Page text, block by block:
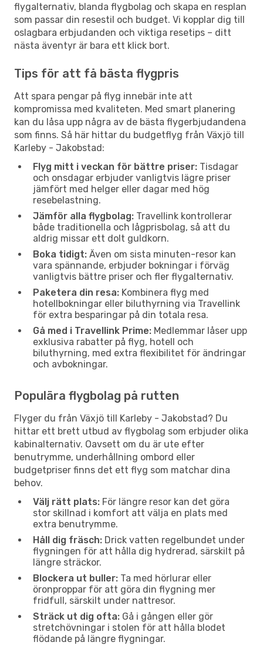
flygalternativ, blanda flygbolag och skapa en resplan
som passar din resestil och budget. Vi kopplar dig till
oslagbara erbjudanden och viktiga resetips – ditt
nästa äventyr är bara ett klick bort.
Tips för att få bästa flygpris
Att spara pengar på flyg innebär inte att
kompromissa med kvaliteten. Med smart planering
kan du låsa upp några av de bästa flygerbjudandena
som finns. Så här hittar du budgetflyg från Växjö till
Karleby - Jakobstad:
Flyg mitt i veckan för bättre priser: Tisdagar
och onsdagar erbjuder vanligtvis lägre priser
jämfört med helger eller dagar med hög
resebelastning.
Jämför alla flygbolag: Travellink kontrollerar
både traditionella och lågprisbolag, så att du
aldrig missar ett dolt guldkorn.
Boka tidigt: Även om sista minuten-resor kan
vara spännande, erbjuder bokningar i förväg
vanligtvis bättre priser och fler flygalternativ.
Paketera din resa: Kombinera flyg med
hotellbokningar eller biluthyrning via Travellink
för extra besparingar på din totala resa.
Gå med i Travellink Prime: Medlemmar låser upp
exklusiva rabatter på flyg, hotell och
biluthyrning, med extra flexibilitet för ändringar
och avbokningar.
Populära flygbolag på rutten
Flyger du från Växjö till Karleby - Jakobstad? Du
hittar ett brett utbud av flygbolag som erbjuder olika
kabinalternativ. Oavsett om du är ute efter
benutrymme, underhållning ombord eller
budgetpriser finns det ett flyg som matchar dina
behov.
Välj rätt plats: För längre resor kan det göra
stor skillnad i komfort att välja en plats med
extra benutrymme.
Håll dig fräsch: Drick vatten regelbundet under
flygningen för att hålla dig hydrerad, särskilt på
längre sträckor.
Blockera ut buller: Ta med hörlurar eller
öronproppar för att göra din flygning mer
fridfull, särskilt under nattresor.
Sträck ut dig ofta: Gå i gången eller gör
stretchövningar i stolen för att hålla blodet
flödande på längre flygningar.